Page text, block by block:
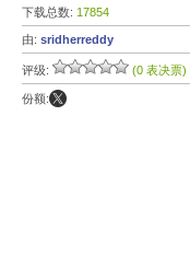
下载总数: 17854
由: sridherreddy
评级: (0 表决票)
份额: